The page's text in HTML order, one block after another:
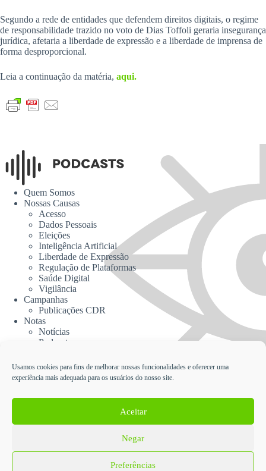
Usamos cookies para fins de melhorar nossas funcionalidades e oferecer uma
experiência mais adequada para os usuários do nosso site.
Aceitar
Negar
Preferências
Segundo a rede de entidades que defendem direitos digitais, o regime
de responsabilidade trazido no voto de Dias Toffoli geraria insegurança
jurídica, afetaria a liberdade de expressão e a liberdade de imprensa de
forma desproporcional.
Leia a continuação da matéria, aqui.
Quem Somos
Nossas Causas
Acesso
Dados Pessoais
Eleições
Inteligência Artificial
Liberdade de Expressão
Regulação de Plataformas
Saúde Digital
Vigilância
Campanhas
Publicações CDR
Notas
Notícias
Podcasts
Contato
Cadastrar no Informativo da CDR
Política de Proteção de Dados Pessoais e Privacidade da
Coalizão Direitos na Rede